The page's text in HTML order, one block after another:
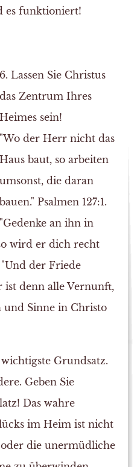
es funktioniert!
6. Lassen Sie Christus
das Zentrum Ihres
Heimes sein!
"Wo der Herr nicht das
Haus baut, so arbeiten
umsonst, die daran
bauen." Psalmen 127:1.
"Gedenke an ihn in
wird er dich recht
der Friede
ist denn alle Vernunft,
und Sinne in Christo
Grundsatz.
Geben Sie
Das wahre
im Heim ist nicht
die unermüdliche